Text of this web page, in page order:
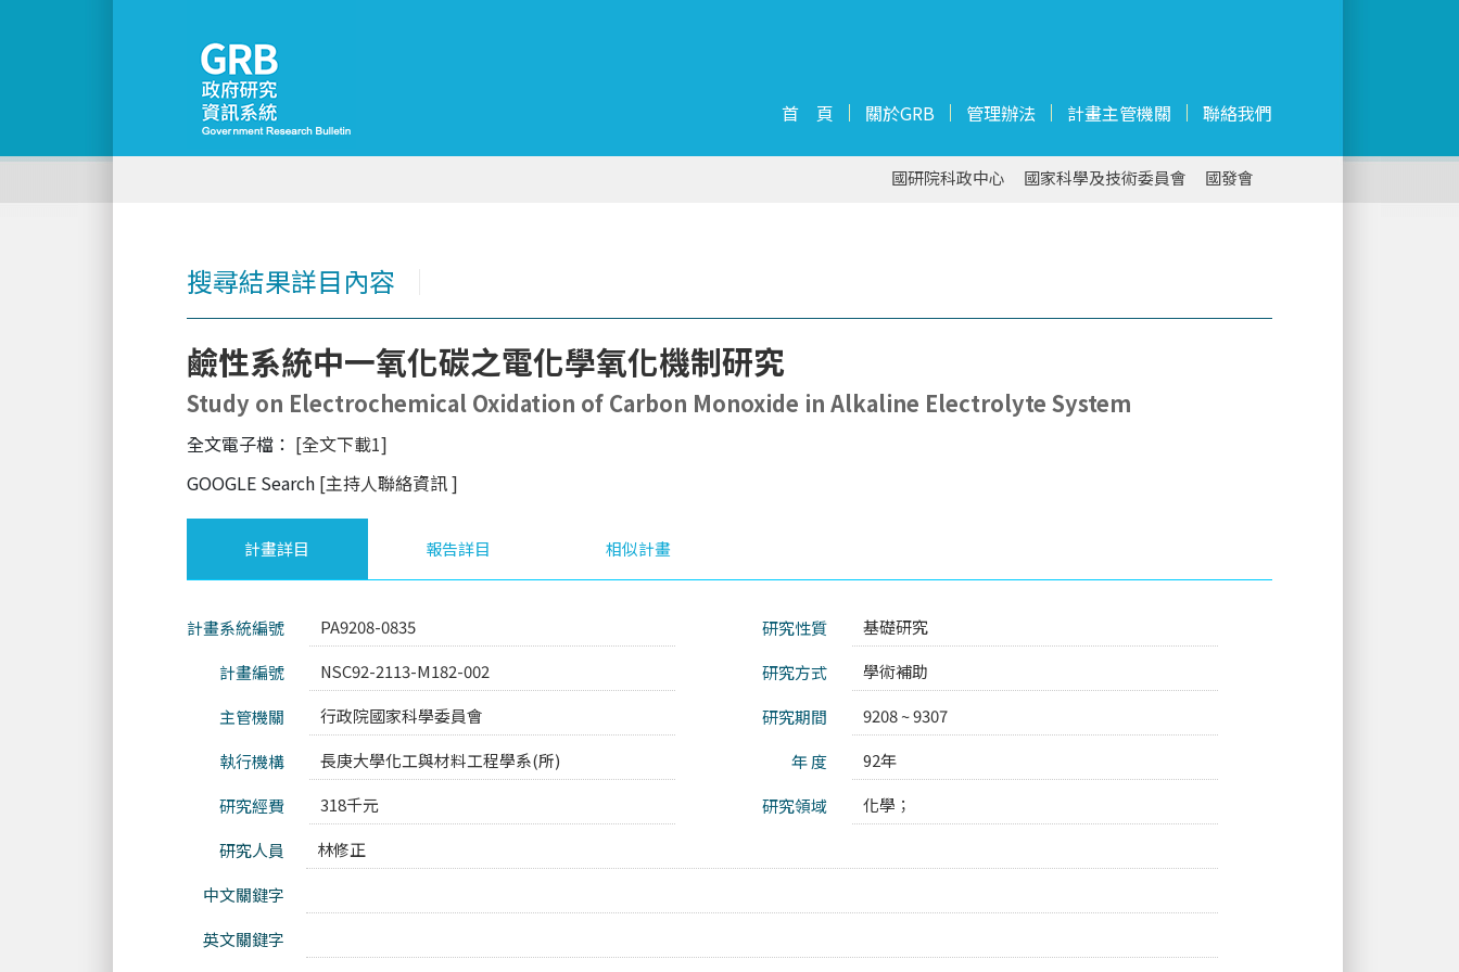
首 頁 關於GRB 管理辦法 計畫主管機關 聯絡我們
國研院科政中心 國家科學及技術委員會 國發會
搜尋結果詳目內容
鹼性系統中一氧化碳之電化學氧化機制研究
Study on Electrochemical Oxidation of Carbon Monoxide in Alkaline Electrolyte System
全文電子檔： [全文下載1]
GOOGLE Search [主持人聯絡資訊]
計畫詳目 報告詳目 相似計畫
計畫系統編號 PA9208-0835 研究性質
基礎研究
計畫編號
NSC92-2113-M182-002 研究方式
學術補助
主管機關
行政院國家科學委員會 研究期間
9208 ~ 9307
執行機構
長庚大學化工與材料工程學系(所) 年 度
92年
研究經費
318千元 研究領域
化學；
研究人員
林修正
中文關鍵字
英文關鍵字